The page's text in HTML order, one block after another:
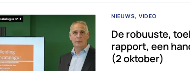
NIEUWS VIDEO
De robuuste,
rapport, een
(2 oktober)